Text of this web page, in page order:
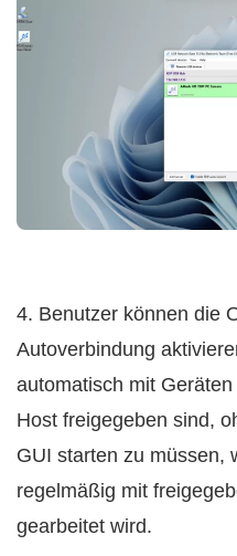
4. Benutzer können die
Autoverbindung
automatisch mit
Host freigegeben sind,
GUI starten zu müssen,
regelmäßig mit
gearbeitet wird.